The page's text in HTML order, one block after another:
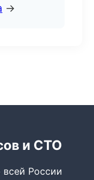
→
и СТО
всей России